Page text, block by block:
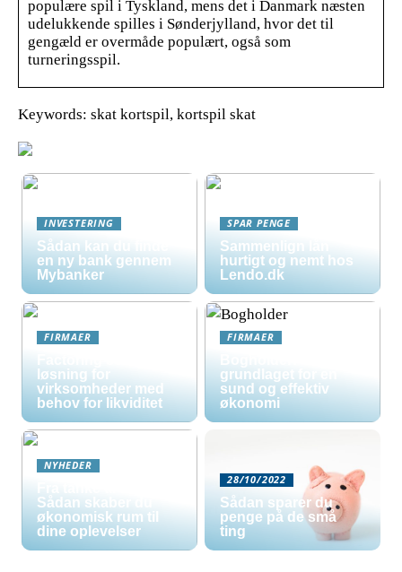
populære spil i Tyskland, mens det i Danmark næsten
udelukkende spilles i Sønderjylland, hvor det til
gengæld er overmåde populært, også som
turneringsspil.
Keywords: skat kortspil, kortspil skat
INVESTERING
Sådan kan du finde
en ny bank gennem
Mybanker
SPAR PENGE
Sammenlign lån
hurtigt og nemt hos
Lendo.dk
FIRMAER
løsning for
virksomheder med
behov for likviditet
FIRMAER
grundlaget for en
sund og effektiv
økonomi
NYHEDER
Sådan skaber du
økonomisk rum til
dine oplevelser
28/10/2022
Sådan sparer du
penge på de små
ting